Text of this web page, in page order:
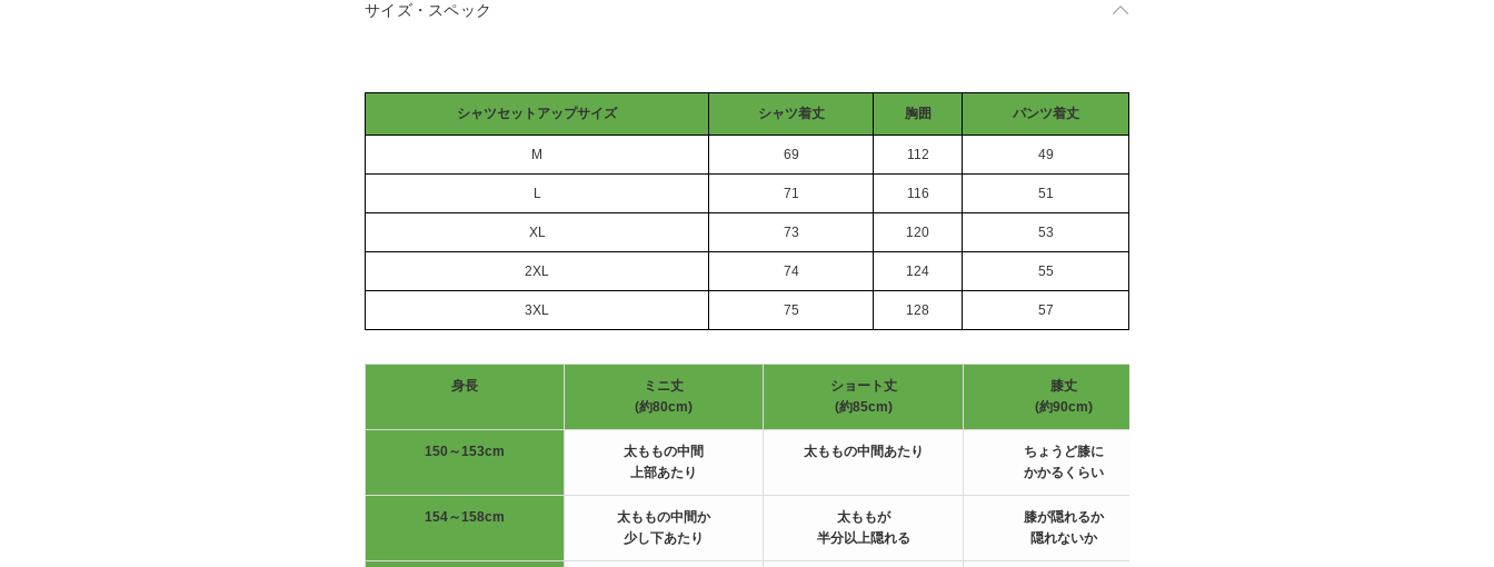
サイズ・スペック
シャツセットアップサイズ シャツ着丈 胸囲 パンツ着丈
M 69 112 49
L 71 116 51
XL 73 120 53
2XL 74 124 55
3XL 75 128 57
身長
ミニ丈
(約80cm)
ショート丈
(約85cm)
膝丈
(約90cm)
150～153cm
太ももの中間
上部あたり
太ももの中間あたり
ちょうど膝に
かかるくらい
154～158cm
太ももの中間か
少し下あたり
太ももが
半分以上隠れる
膝が隠れるか
隠れないか